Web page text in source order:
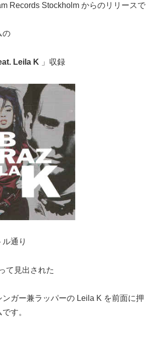
Records Stockholm からのリリースで
の
Leila K 」収録
通り
て見出された
ガー兼ラッパーの Leila K を前面に押
す。